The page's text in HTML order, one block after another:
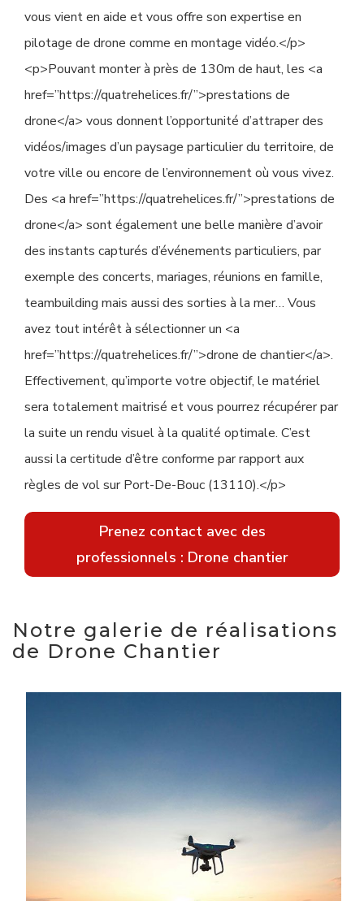
vous vient en aide et vous offre son expertise en
pilotage de drone comme en montage vidéo.</p>
<p>Pouvant monter à près de 130m de haut, les <a
href=”https://quatrehelices.fr/”>prestations de
drone</a> vous donnent l’opportunité d’attraper des
vidéos/images d’un paysage particulier du territoire, de
votre ville ou encore de l’environnement où vous vivez.
Des <a href=”https://quatrehelices.fr/”>prestations de
drone</a> sont également une belle manière d’avoir
des instants capturés d’événements particuliers, par
exemple des concerts, mariages, réunions en famille,
teambuilding mais aussi des sorties à la mer… Vous
avez tout intérêt à sélectionner un <a
href=”https://quatrehelices.fr/”>drone de chantier</a>.
Effectivement, qu’importe votre objectif, le matériel
sera totalement maitrisé et vous pourrez récupérer par
la suite un rendu visuel à la qualité optimale. C’est
aussi la certitude d’être conforme par rapport aux
règles de vol sur Port-De-Bouc (13110).</p>
Prenez contact avec des
professionnels : Drone chantier
Notre galerie de réalisations
de Drone Chantier